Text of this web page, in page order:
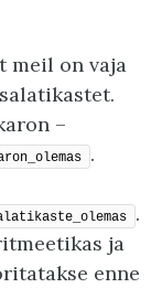
meil on vaja
–
.
.
ja
enne